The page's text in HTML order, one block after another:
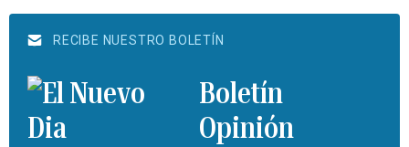
RECIBE NUESTRO BOLETÍN
Boletín
Opinión